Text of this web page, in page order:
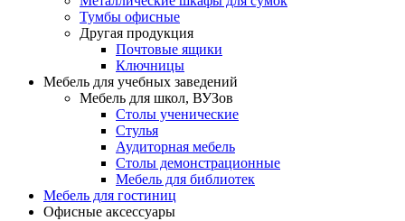
Тумбы офисные
Другая продукция
Почтовые ящики
Ключницы
Мебель для учебных заведений
Мебель для школ, ВУЗов
Столы ученические
Стулья
Аудиторная мебель
Столы демонстрационные
Мебель для библиотек
Мебель для гостиниц
Офисные аксессуары